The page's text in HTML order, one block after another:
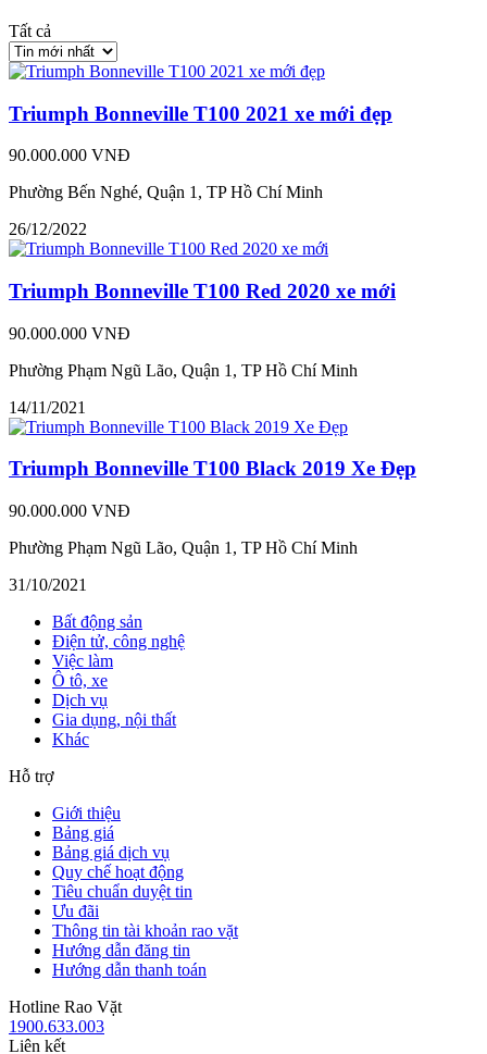
Tất cả
Triumph Bonneville T100 2021 xe mới đẹp
90.000.000 VNĐ
Phường Bến Nghé, Quận 1, TP Hồ Chí Minh
26/12/2022
Triumph Bonneville T100 Red 2020 xe mới
90.000.000 VNĐ
Phường Phạm Ngũ Lão, Quận 1, TP Hồ Chí Minh
14/11/2021
Triumph Bonneville T100 Black 2019 Xe Đẹp
90.000.000 VNĐ
Phường Phạm Ngũ Lão, Quận 1, TP Hồ Chí Minh
31/10/2021
Bất động sản
Điện tử, công nghệ
Việc làm
Ô tô, xe
Dịch vụ
Gia dụng, nội thất
Khác
Hỗ trợ
Giới thiệu
Bảng giá
Bảng giá dịch vụ
Quy chế hoạt động
Tiêu chuẩn duyệt tin
Ưu đãi
Thông tin tài khoản rao vặt
Hướng dẫn đăng tin
Hướng dẫn thanh toán
Hotline Rao Vặt
1900.633.003
Liên kết